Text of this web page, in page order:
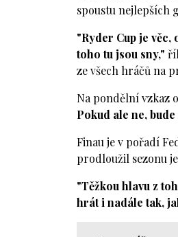
spoustu nejlepších
"Ryder Cup je věc,
toho tu jsou sny,"
ze všech hráčů na
Na pondělní vzkaz
Pokud ale ne,
Finau je v pořadí
prodloužil sezonu
"Těžkou hlavu z
hrát i nadále tak,